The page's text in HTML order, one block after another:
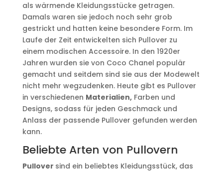
als wärmende Kleidungsstücke getragen.
Damals waren sie jedoch noch sehr grob
gestrickt und hatten keine besondere Form. Im
Laufe der Zeit entwickelten sich Pullover zu
einem modischen Accessoire. In den 1920er
Jahren wurden sie von Coco Chanel populär
gemacht und seitdem sind sie aus der Modewelt
nicht mehr wegzudenken. Heute gibt es Pullover
in verschiedenen Materialien,Farben und
Designs, sodass für jeden Geschmack und
Anlass der passende Pullover gefunden werden
kann.
Beliebte Arten von Pullovern
Pullover sind ein beliebtes Kleidungsstück, das